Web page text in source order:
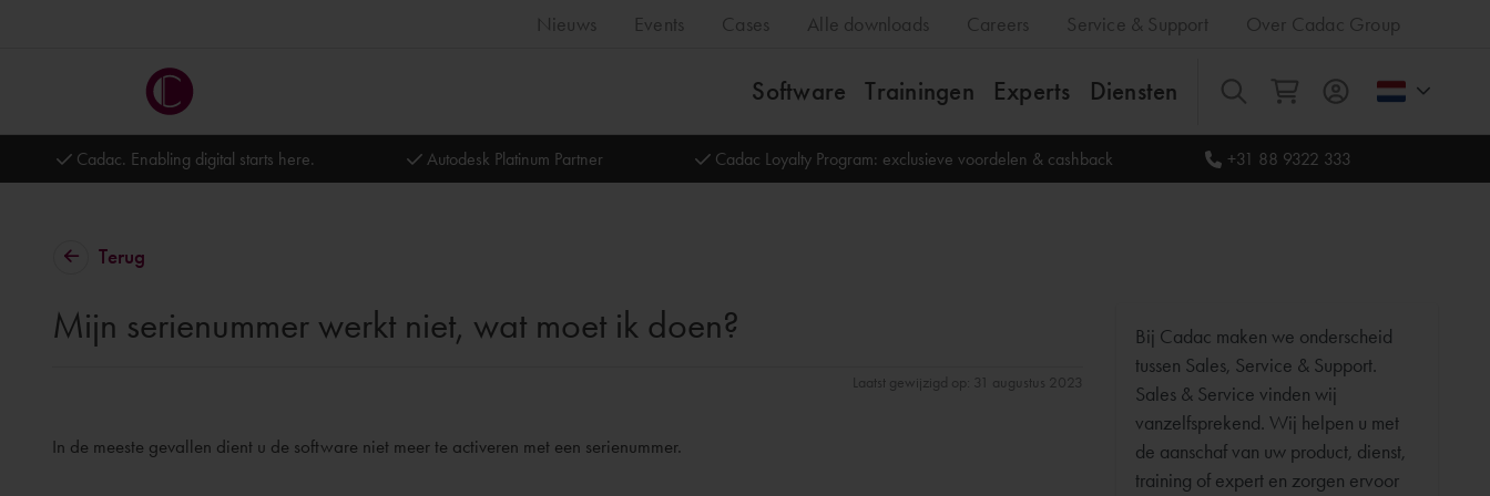
Nieuws Events Cases Alle downloads Careers Service & Support Over Cadac Group
Software Trainingen Experts Diensten Alles
Cadac. Enabling digital starts here. Autodesk Platinum Partner Cadac Loyalty Program: exclusieve voordelen & cashback +31 88 9322 333
Terug
Mijn serienummer werkt niet, wat moet ik doen?
Laatst gewijzigd op: 31 augustus 2023
In de meeste gevallen dient u de software niet meer te activeren met een serienummer.
Bij Cadac maken we onderscheid
tussen Sales, Service & Support.
Sales & Service vinden wij
vanzelfsprekend. Wij helpen u met
de aanschaf van uw product, dienst,
training of expert en zorgen ervoor